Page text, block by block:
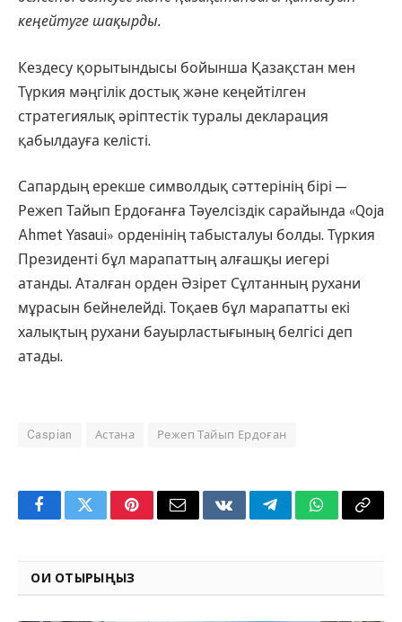
кеңейтуге шақырды.
Кездесу қорытындысы бойынша Қазақстан мен
Түркия мәңгілік достық және кеңейтілген
стратегиялық әріптестік туралы декларация
қабылдауға келісті.
Сапардың ерекше символдық сәттерінің бірі —
Режеп Тайып Ердоғанға Тәуелсіздік сарайында «Qoja
Ahmet Yasaui» орденінің табысталуы болды. Түркия
Президенті бұл марапаттың алғашқы иегері
атанды. Аталған орден Әзірет Сұлтанның рухани
мұрасын бейнелейді. Тоқаев бұл марапатты екі
халықтың рухани бауырластығының белгісі деп
атады.
Caspian Астана Режеп Тайып Ердоған
FacebookTwitterPinterestEmail VKontakteTelegramWhatsApp
Copy
ОҚИ ОТЫРЫҢЫЗ